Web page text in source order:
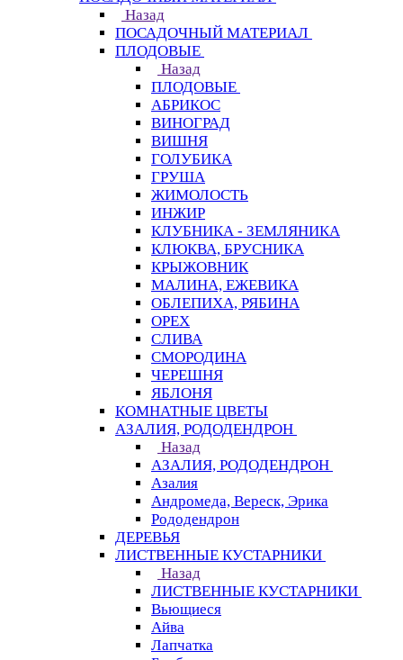
Назад
ПОСАДОЧНЫЙ МАТЕРИАЛ
ПЛОДОВЫЕ
Назад
ПЛОДОВЫЕ
АБРИКОС
ВИНОГРАД
ВИШНЯ
ГОЛУБИКА
ГРУША
ЖИМОЛОСТЬ
ИНЖИР
КЛУБНИКА - ЗЕМЛЯНИКА
КЛЮКВА, БРУСНИКА
КРЫЖОВНИК
МАЛИНА, ЕЖЕВИКА
ОБЛЕПИХА, РЯБИНА
ОРЕХ
СЛИВА
СМОРОДИНА
ЧЕРЕШНЯ
ЯБЛОНЯ
КОМНАТНЫЕ ЦВЕТЫ
АЗАЛИЯ, РОДОДЕНДРОН
Назад
АЗАЛИЯ, РОДОДЕНДРОН
Азалия
Андромеда, Вереск, Эрика
Рододендрон
ДЕРЕВЬЯ
ЛИСТВЕННЫЕ КУСТАРНИКИ
Назад
ЛИСТВЕННЫЕ КУСТАРНИКИ
Вьющиеся
Айва
Лапчатка